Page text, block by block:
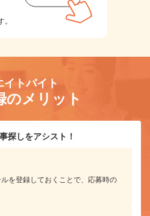
イトバイト
のメリット
探しをアシスト！
を登録しておくことで、応募時の